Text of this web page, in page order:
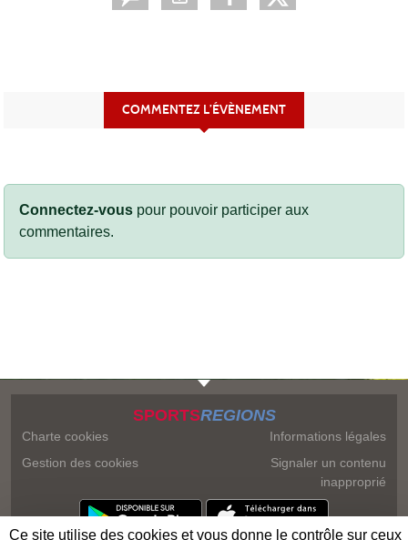
COMMENTEZ L’ÉVÈNEMENT
Connectez-vous pour pouvoir participer aux
commentaires.
SPORTSREGIONS
Charte cookies
Gestion des cookies
Informations légales
Signaler un contenu
inapproprié
Ce site utilise des cookies et vous donne le contrôle sur ceux